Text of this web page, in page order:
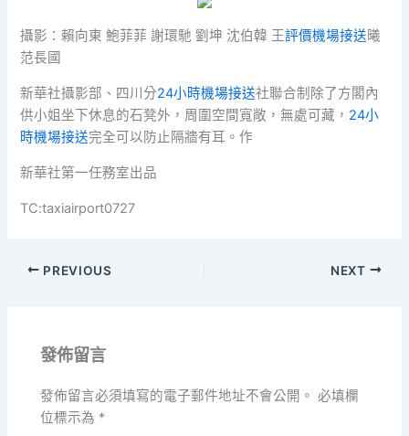
攝影：賴向東 鮑菲菲 謝環馳 劉坤 沈伯韓 王評價機場接送曦
范長國
新華社攝影部、四川分24小時機場接送社聯合制除了方閣內
供小姐坐下休息的石凳外，周圍空間寬敞，無處可藏， 24小
時機場接送完全可以防止隔牆有耳。作
新華社第一任務室出品
TC:taxiairport0727
PREVIOUS NEXT
發佈留言
發佈留言必須填寫的電子郵件地址不會公開。 必填欄
位標示為 *